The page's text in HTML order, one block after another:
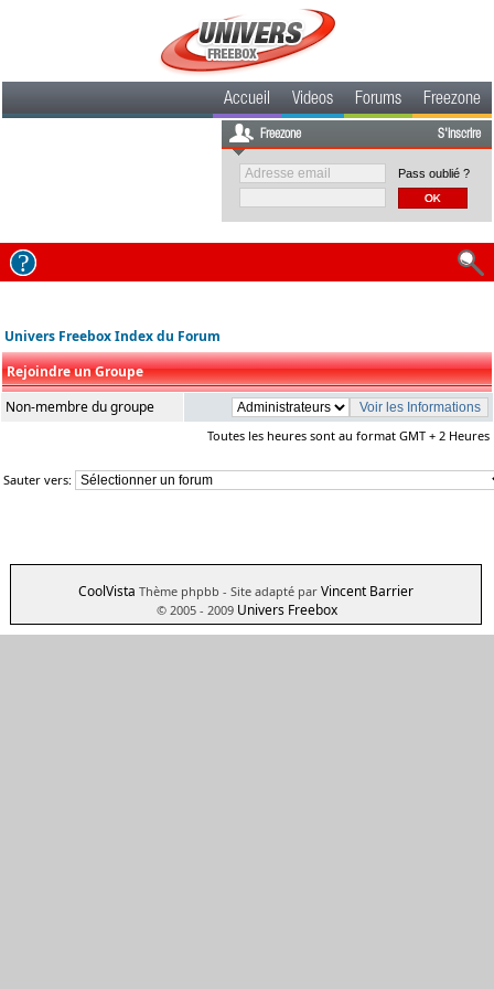
Accueil Videos Forums Freezone
Freezone S'inscrire
Pass oublié ?
Univers Freebox Index du Forum
Rejoindre un Groupe
Non-membre du groupe
Toutes les heures sont au format GMT + 2 Heures
Sauter vers:
CoolVista Thème phpbb - Site adapté par Vincent Barrier
© 2005 - 2009 Univers Freebox